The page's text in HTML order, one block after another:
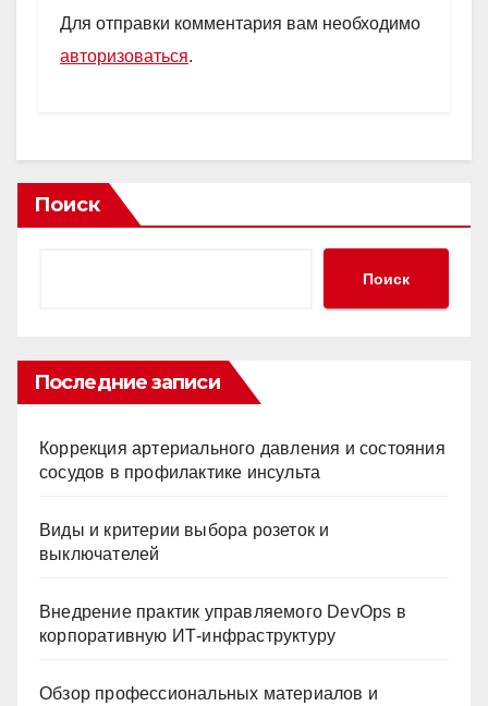
Для отправки комментария вам необходимо
авторизоваться.
Поиск
Поиск
Последние записи
Коррекция артериального давления и состояния
сосудов в профилактике инсульта
Виды и критерии выбора розеток и
выключателей
Внедрение практик управляемого DevOps в
корпоративную ИТ-инфраструктуру
Обзор профессиональных материалов и